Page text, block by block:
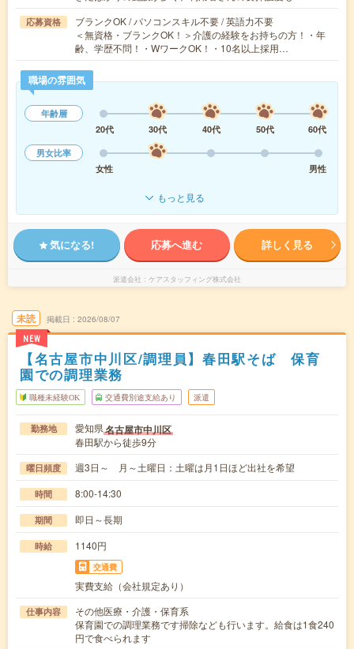
応募資格
ブランクOK / パソコンスキル不要 / 英語力不要
＜無資格・ブランクOK！＞介護の経験をお持ちの方！・年
齢、学歴不問！・WワークOK！・10名以上採用…
職場の雰囲気
年齢層
20代
30代 40代 50代
60代
男女比率
女性
男性
もっと見る
気になる! 応募へ進む 詳しく見る
派遣会社 ケアスタッフィング株式会社
未読
NEW
掲載日 2026/08/07
【名古屋市中川区/調理員】春田駅そば 保育
園での調理業務
職種未経験OK 交通費別途支給あり 派遣
勤務地 愛知県名古屋市中川区
春田駅から徒歩9分
曜日頻度 週3日～ 月～土曜日：土曜は月1日ほど出社を希望
時間 8:00-14:30
期間 即日～長期
時給 1140円
交通費
実費支給（会社規定あり）
仕事内容
その他医療・介護・保育系
保育園での調理業務です掃除なども行います。給食は1食240
円で食べられます